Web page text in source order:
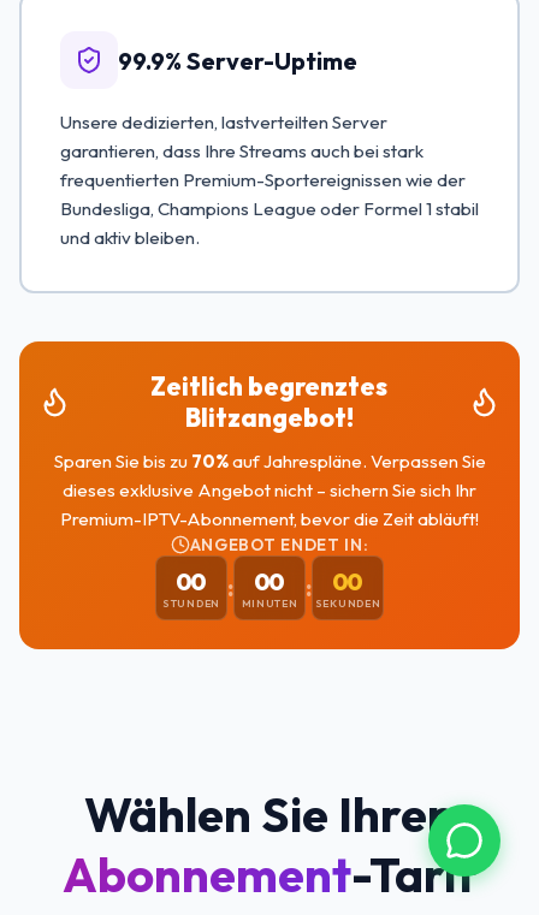
99.9% Server-Uptime
Unsere dedizierten, lastverteilten Server
garantieren, dass Ihre Streams auch bei stark
frequentierten Premium-Sportereignissen wie der
Bundesliga, Champions League oder Formel 1 stabil
und aktiv bleiben.
Zeitlich begrenztes
Blitzangebot!
Sparen Sie bis zu 70%auf Jahrespläne. Verpassen Sie
dieses exklusive Angebot nicht – sichern Sie sich Ihr
Premium-IPTV-Abonnement, bevor die Zeit abläuft!
ANGEBOT ENDET IN:
00
STUNDEN
: 00
MINUTEN
: 00
SEKUNDEN
Wählen Sie Ihren
Abonnement-Tarif